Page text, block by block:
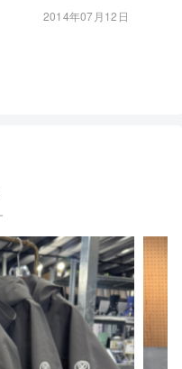
2014年07月12日